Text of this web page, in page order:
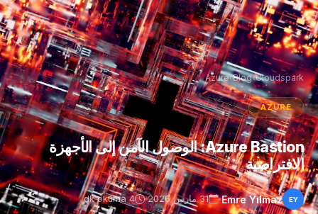
Cloudspark
›
Blog
›
Azure
AZURE
Azure Bastion: الوصول الآمن إلى الأجهزة
الافتراضية
EY
Emre Yılmaz 31 مارس 2026 4 dk okuma